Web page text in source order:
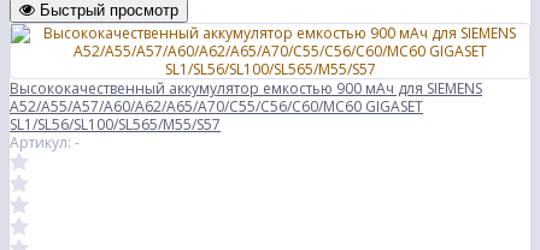
Быстрый просмотр
Высококачественный аккумулятор емкостью 900 мАч для SIEMENS
A52/A55/A57/A60/A62/A65/A70/C55/C56/C60/MC60 GIGASET
SL1/SL56/SL100/SL565/M55/S57
Артикул: -